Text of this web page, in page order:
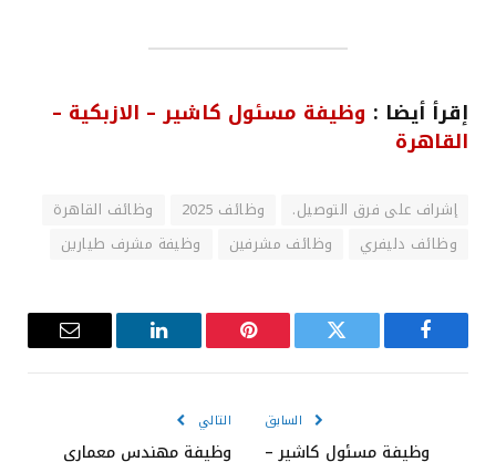
إقرأ أيضا : وظيفة مسئول كاشير – الازبكية –
القاهرة
إشراف على فرق التوصيل. وظائف 2025
وظائف القاهرة
وظائف دليفري
وظائف مشرفين وظيفة مشرف طيارين
فيسبوك تويتر بينتيريست لينكدإن
البريد
السابق
وظيفة مسئول كاشير –
التالي
وظيفة مهندس معماري